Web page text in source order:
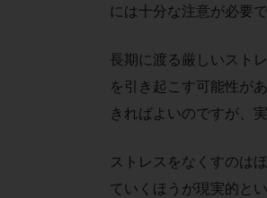
には十分な注意が必要で
長期に渡る厳しいスト
を引き起こす可能性が
きればよいのですが、
ストレスをなくすのは
ていくほうが現実的と